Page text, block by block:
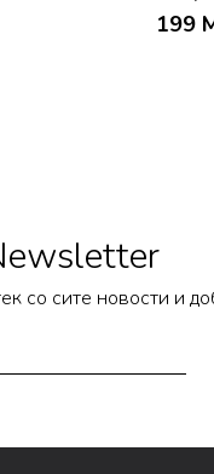
199
со сите новости и